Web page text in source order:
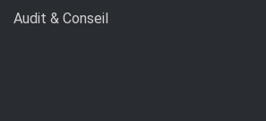
Audit & Conseil